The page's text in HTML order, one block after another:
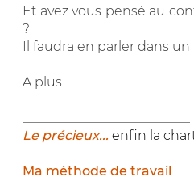
Et avez vous pensé au
?
Il faudra en parler dans un
A plus
Le précieux... enfin la
Ma méthode de travail